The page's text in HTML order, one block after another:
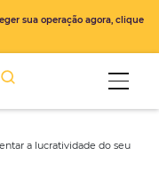
proteger sua operação